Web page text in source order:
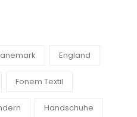
England
Fonem Textil
Handschuhe